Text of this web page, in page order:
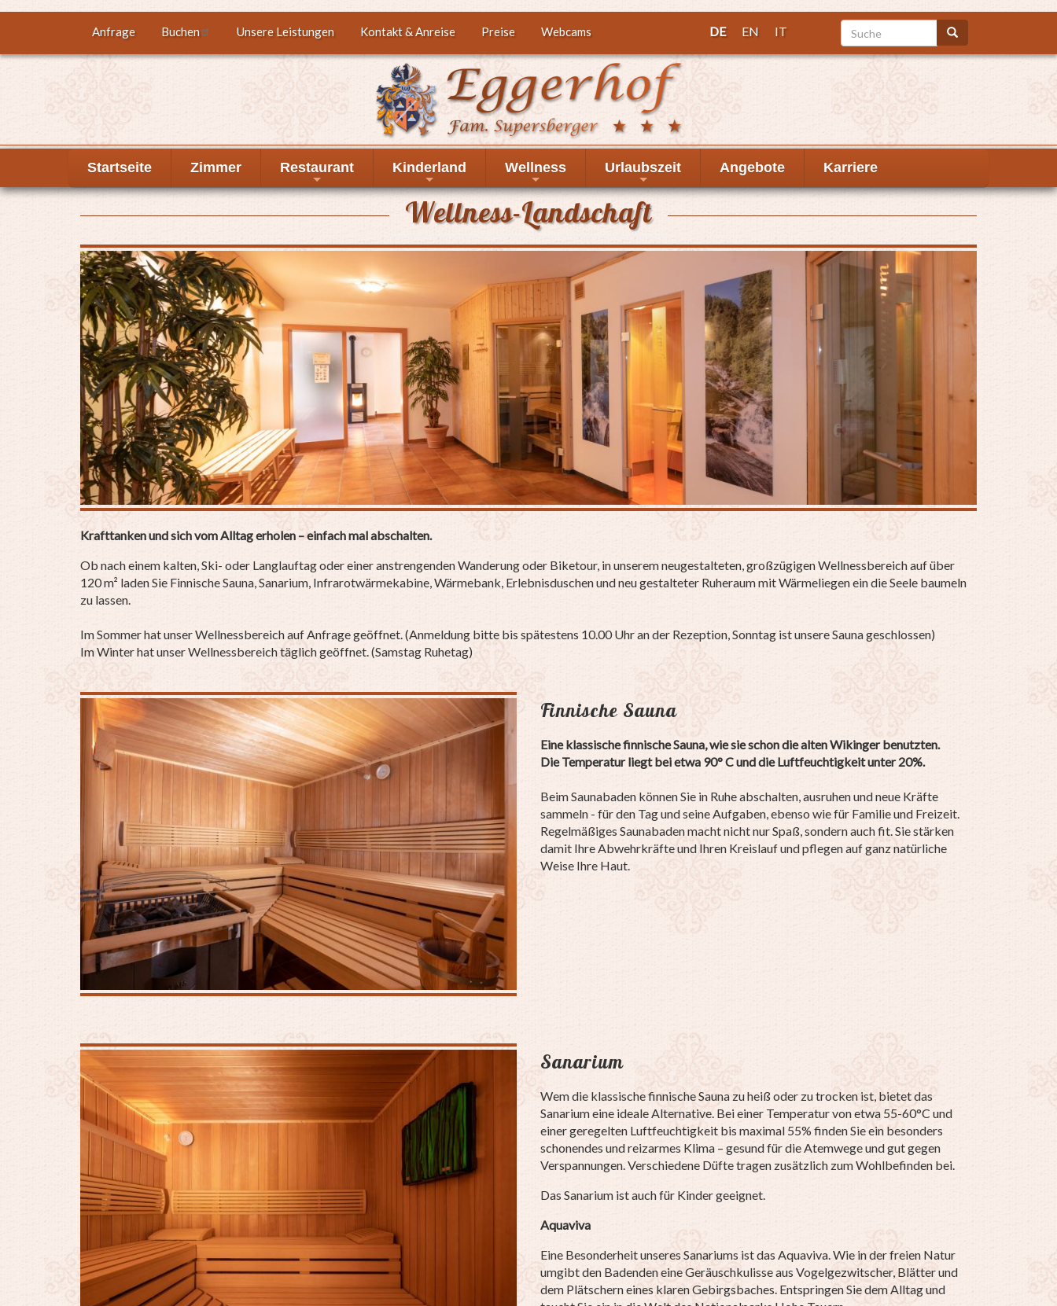
Inhalt
Top
menu
Anfrage Buchen Unsere Leistungen Kontakt & Anreise Preise Webcams DE EN IT Suche Suche
Startseite Zimmer
+
Restaurant
+
Kinderland
+
Wellness
+
Urlaubszeit Angebote Karriere
Wellness-Landschaft
Krafttanken und sich vom Alltag erholen – einfach mal abschalten.
Ob nach einem kalten, Ski- oder Langlauftag oder einer anstrengenden Wanderung oder Biketour, in unserem neugestalteten, großzügigen Wellnessbereich auf über
120 m² laden Sie Finnische Sauna, Sanarium, Infrarotwärmekabine, Wärmebank, Erlebnisduschen und neu gestalteter Ruheraum mit Wärmeliegen ein die Seele baumeln
zu lassen.
Im Sommer hat unser Wellnessbereich auf Anfrage geöffnet. (Anmeldung bitte bis spätestens 10.00 Uhr an der Rezeption, Sonntag ist unsere Sauna geschlossen)
Im Winter hat unser Wellnessbereich täglich geöffnet. (Samstag Ruhetag)
Finnische Sauna
Eine klassische finnische Sauna, wie sie schon die alten Wikinger benutzten.
Die Temperatur liegt bei etwa 90° C und die Luftfeuchtigkeit unter 20%.
Beim Saunabaden können Sie in Ruhe abschalten, ausruhen und neue Kräfte
sammeln - für den Tag und seine Aufgaben, ebenso wie für Familie und Freizeit.
Regelmäßiges Saunabaden macht nicht nur Spaß, sondern auch fit. Sie stärken
damit Ihre Abwehrkräfte und Ihren Kreislauf und pflegen auf ganz natürliche
Weise Ihre Haut.
Sanarium
Wem die klassische finnische Sauna zu heiß oder zu trocken ist, bietet das
Sanarium eine ideale Alternative. Bei einer Temperatur von etwa 55-60°C und
einer geregelten Luftfeuchtigkeit bis maximal 55% finden Sie ein besonders
schonendes und reizarmes Klima – gesund für die Atemwege und gut gegen
Verspannungen. Verschiedene Düfte tragen zusätzlich zum Wohlbefinden bei.
Das Sanarium ist auch für Kinder geeignet.
Aquaviva
Eine Besonderheit unseres Sanariums ist das Aquaviva. Wie in der freien Natur
umgibt den Badenden eine Geräuschkulisse aus Vogelgezwitscher, Blätter und
dem Plätschern eines klaren Gebirgsbaches. Entspringen Sie dem Alltag und